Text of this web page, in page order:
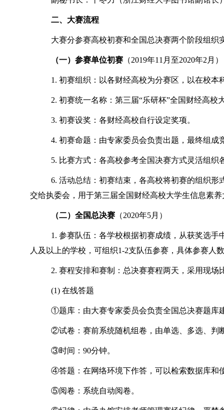
二、大赛流程
大赛分参赛高校初赛和全国总决赛两个阶段组织
（一）参赛单位初赛 （2019年11月至2020年2月）
1. 初赛组织：以各财经高校为分赛区，以在校
2. 初赛统一名称：第三届“乐研杯”全国财经高
3. 初赛设奖：各财经高校自行设定奖项。
4. 初赛命题：由专家委员会负责出题，最终组成
5. 比赛方式：各高校参考全国决赛方式灵活组
6. 活动总结：初赛结束，各高校将初赛的组织
交给执委会，用于第三届全国财经高校大学生信息素
（二）全国总决赛 （2020年5月）
1. 参赛队伍：各学校根据初赛成绩，从获奖选
人及以上的学校，可组织1-2支队伍参赛，具体参赛人
2. 赛程安排和赛制：总决赛赛程两天，采用现
(1) 在线答题
①题库：由大赛专家委员会负责全国总决赛题库
②试卷：赛前系统随机组卷，由单选、多选、判
③时间：90分钟。
④答题：在网络环境下作答，可以检索数据库和
⑤阅卷：系统自动阅卷。